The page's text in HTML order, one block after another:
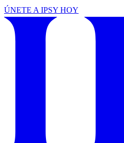
ÚNETE A IPSY HOY